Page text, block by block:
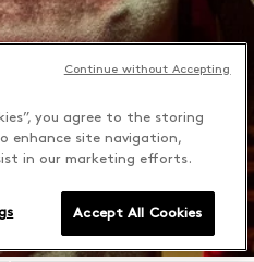
you agree to the storing
enhance site navigation,
in our marketing efforts.
Accept All Cookies
Continue without Accepting